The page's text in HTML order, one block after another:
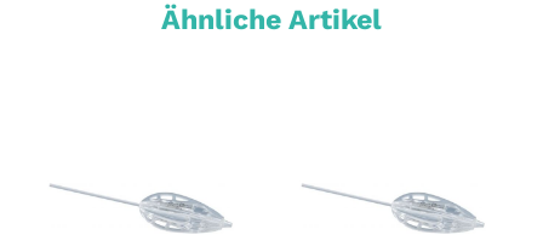
Ähnliche Artikel